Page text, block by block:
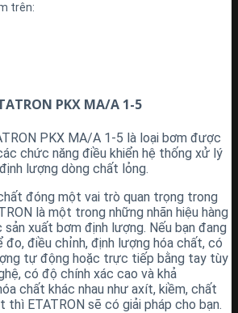
trên:
PKX MA/A 1-5
PKX MA/A 1-5 là loại bơm được
chức năng điều khiển hệ thống xử lý
lượng dòng chất lỏng.
đóng một vai trò quan trọng trong
là một trong những nhãn hiệu hàng
xuất bơm định lượng. Nếu bạn đang
đo, điều chỉnh, định lượng hóa chất, có
tự động hoặc trực tiếp bằng tay tùy
có độ chính xác cao và khả
chất khác nhau như axít, kiềm, chất
thì ETATRON sẽ có giải pháp cho bạn.